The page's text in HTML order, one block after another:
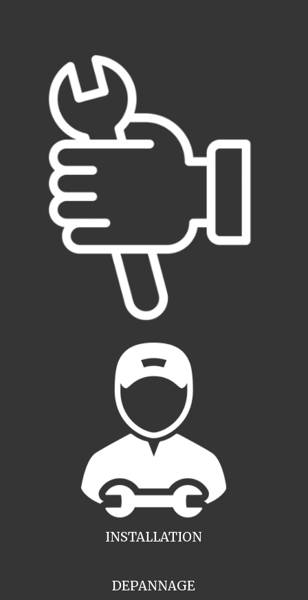
INSTALLATION
DEPANNAGE